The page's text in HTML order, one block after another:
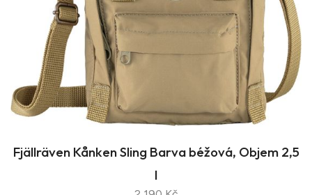
Fjällräven Kånken Sling Barva béžová, Objem 2,5
l